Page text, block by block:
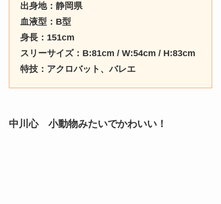
出身地：静岡県
血液型：B型
身長：151cm
スリーサイズ：B:81cm / W:54cm / H:83cm
特技：アクロバット、バレエ
中川心 小動物みたいでかわいい！